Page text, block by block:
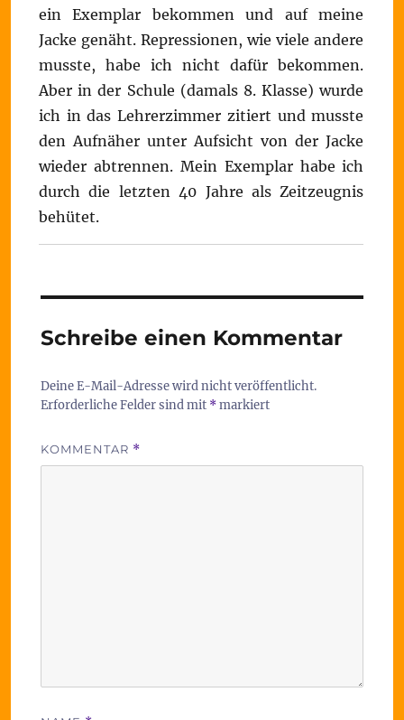
ein Exemplar bekommen und auf meine
Jacke genäht. Repressionen, wie viele andere
musste, habe ich nicht dafür bekommen.
Aber in der Schule (damals 8. Klasse) wurde
ich in das Lehrerzimmer zitiert und musste
den Aufnäher unter Aufsicht von der Jacke
wieder abtrennen. Mein Exemplar habe ich
durch die letzten 40 Jahre als Zeitzeugnis
behütet.
Schreibe einen Kommentar
Deine E-Mail-Adresse wird nicht veröffentlicht.
Erforderliche Felder sind mit *markiert
KOMMENTAR *